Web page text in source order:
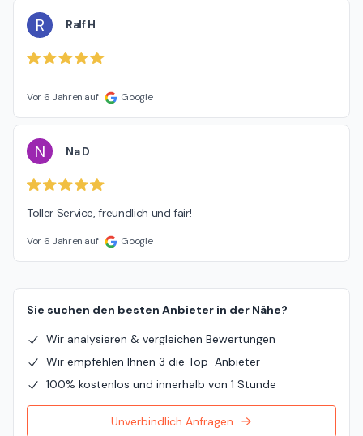
R Ralf H
Vor 6 Jahren auf Google
N Na D
Toller Service, freundlich und fair!
Vor 6 Jahren auf Google
Sie suchen den besten Anbieter in der Nähe?
Wir analysieren & vergleichen Bewertungen
Wir empfehlen Ihnen 3 die Top-Anbieter
100% kostenlos und innerhalb von 1 Stunde
Unverbindlich Anfragen